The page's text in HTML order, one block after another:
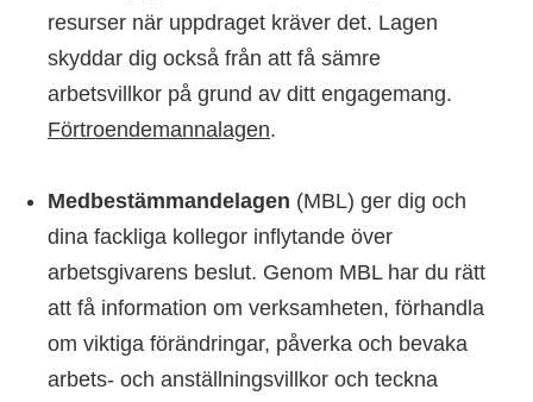
resurser när uppdraget kräver det. Lagen
skyddar dig också från att få sämre
arbetsvillkor på grund av ditt engagemang.
Förtroendemannalagen.
Medbestämmandelagen (MBL) ger dig och
dina fackliga kollegor inflytande över
arbetsgivarens beslut. Genom MBL har du rätt
att få information om verksamheten, förhandla
om viktiga förändringar, påverka och bevaka
arbets- och anställningsvillkor och teckna